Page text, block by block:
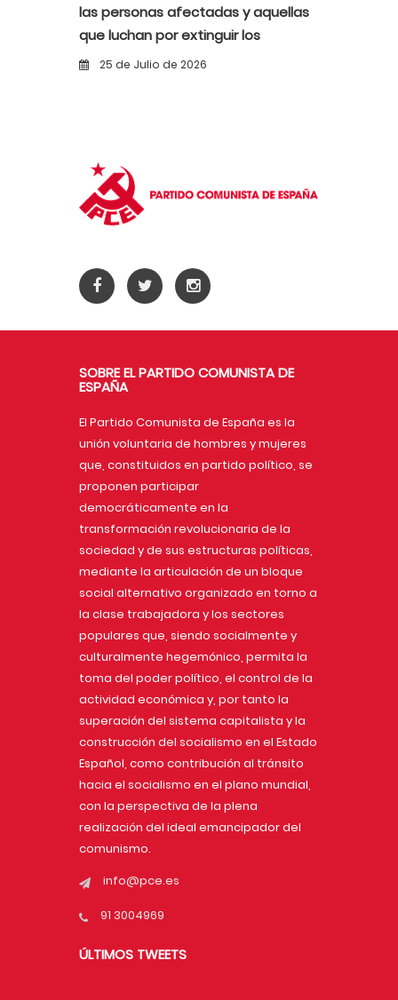
las personas afectadas y aquellas
que luchan por extinguir los
incendios
25 de Julio de 2026
SOBRE EL PARTIDO COMUNISTA DE
ESPAÑA
El Partido Comunista de España es la
unión voluntaria de hombres y mujeres
que, constituidos en partido político, se
proponen participar
democráticamente en la
transformación revolucionaria de la
sociedad y de sus estructuras políticas,
mediante la articulación de un bloque
social alternativo organizado en torno a
la clase trabajadora y los sectores
populares que, siendo socialmente y
culturalmente hegemónico, permita la
toma del poder político, el control de la
actividad económica y, por tanto la
superación del sistema capitalista y la
construcción del socialismo en el Estado
Español, como contribución al tránsito
hacia el socialismo en el plano mundial,
con la perspectiva de la plena
realización del ideal emancipador del
comunismo.
info@pce.es
91 3004969
ÚLTIMOS TWEETS